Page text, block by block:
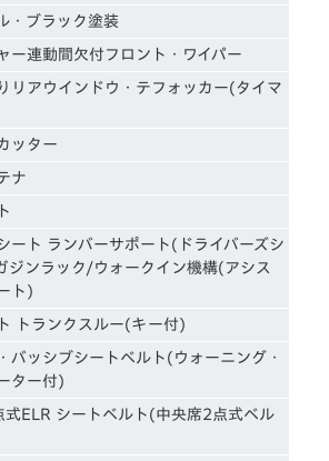
・ブラック塗装
ー連動間欠付フロント・ワイパー
リアウインドウ・テフォッカー(タイマ
ッター
ナ
ート ランバーサポート(ドライバーズシ
ジンラック/ウォークイン機構(アシス
ト)
トランクスルー(キー付)
バッシブシートベルト(ウォーニング・
ター付)
式ELR シートベルト(中央席2点式ベル